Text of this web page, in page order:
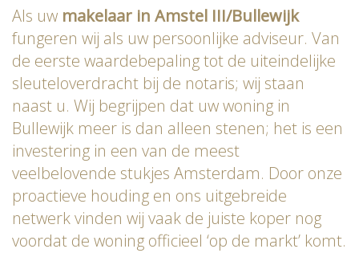
Als uw makelaar in Amstel III/Bullewijk
fungeren wij als uw persoonlijke adviseur. Van
de eerste waardebepaling tot de uiteindelijke
sleuteloverdracht bij de notaris; wij staan
naast u. Wij begrijpen dat uw woning in
Bullewijk meer is dan alleen stenen; het is een
investering in een van de meest
veelbelovende stukjes Amsterdam. Door onze
proactieve houding en ons uitgebreide
netwerk vinden wij vaak de juiste koper nog
voordat de woning officieel ‘op de markt’ komt.